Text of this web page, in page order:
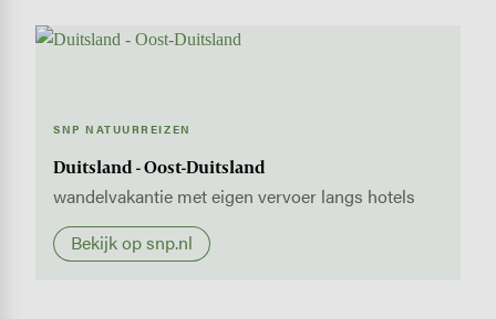
SNP NATUURREIZEN
Duitsland - Oost-Duitsland
wandelvakantie met eigen vervoer langs hotels
Bekijk op snp.nl